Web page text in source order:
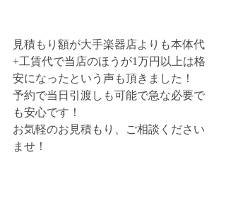
見積もり額が大手楽器店よりも本体代
+工賃代で当店のほうが1万円以上は格
安になったという声も頂きました！
予約で当日引渡しも可能で急な必要で
も安心です！
お気軽のお見積もり、ご相談ください
ませ！